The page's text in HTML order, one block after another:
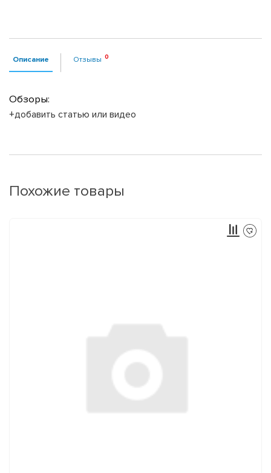
Описание Отзывы
Обзоры:
+добавить статью или видео
Похожие товары